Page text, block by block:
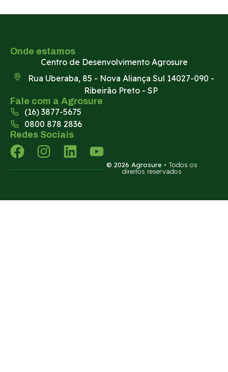
Onde estamos
Centro de Desenvolvimento Agrosure
Rua Uberaba, 85 - Nova Aliança Sul 14027-090 -
Ribeirão Preto - SP
Fale com a Agrosure
(16) 3877-5675
0800 878 2836
Redes Sociais
© 2026 Agrosure • Todos os
direitos reservados